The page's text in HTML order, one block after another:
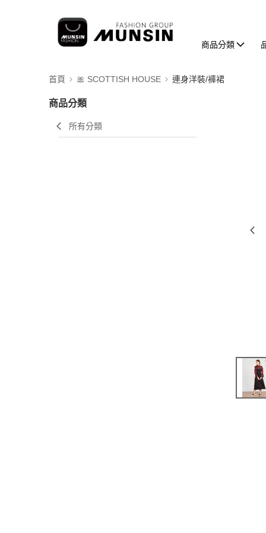
商品分類
首頁 🎀 SCOTTISH HOUSE 連身洋裝/褲裙
商品分類
所有分類